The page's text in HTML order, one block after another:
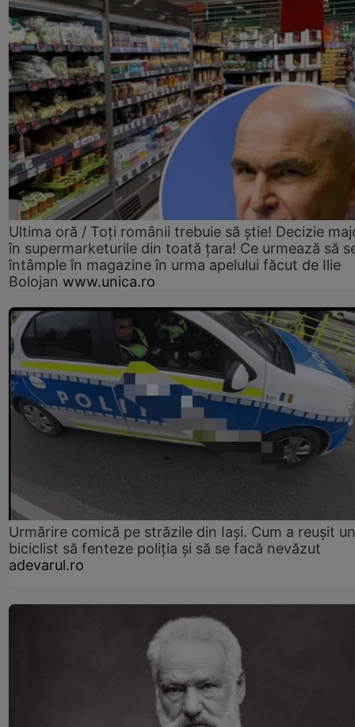
Ultima oră / Toți românii trebuie să știe! Decizie
în supermarketurile din toată țara! Ce urmează să
întâmple în magazine în urma apelului făcut de Ilie
Bolojan www.unica.ro
Urmărire comică pe străzile din Iași. Cum a reușit un
biciclist să fenteze poliția și să se facă nevăzut
adevarul.ro